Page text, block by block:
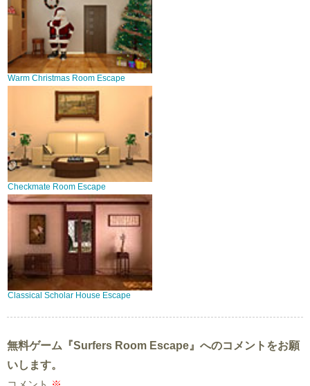
Warm Christmas Room Escape
Checkmate Room Escape
Classical Scholar House Escape
無料ゲーム『Surfers Room Escape』へのコメントをお願
いします。